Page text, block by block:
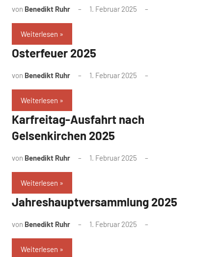
von Benedikt Ruhr 1. Februar 2025
Weiterlesen
Osterfeuer 2025
von Benedikt Ruhr 1. Februar 2025
Weiterlesen
Karfreitag-Ausfahrt nach
Gelsenkirchen 2025
von Benedikt Ruhr 1. Februar 2025
Weiterlesen
Jahreshauptversammlung 2025
von Benedikt Ruhr 1. Februar 2025
Weiterlesen